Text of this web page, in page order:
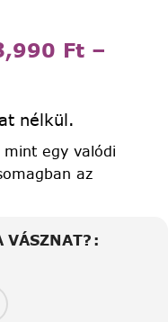
Ft –
nélkül.
mint egy valódi
az
VÁSZNAT?